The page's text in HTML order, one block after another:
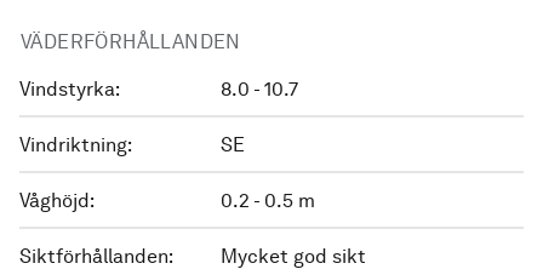
VÄDERFÖRHÅLLANDEN
Vindstyrka: 8.0 - 10.7
Vindriktning: SE
Våghöjd: 0.2 - 0.5 m
Siktförhållanden: Mycket god sikt